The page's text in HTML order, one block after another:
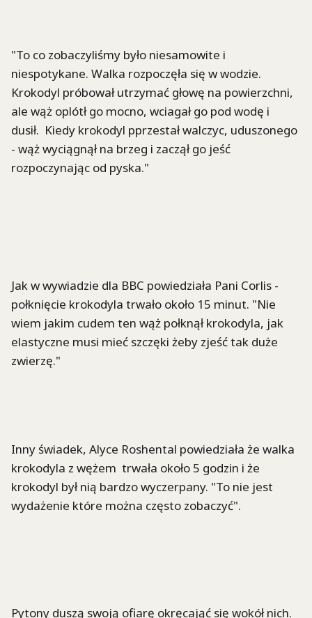
"To co zobaczyliśmy było niesamowite i
niespotykane. Walka rozpoczęła się w wodzie.
Krokodyl próbował utrzymać głowę na powierzchni,
ale wąż oplótł go mocno, wciagał go pod wodę i
dusił. Kiedy krokodyl pprzestał walczyc, uduszonego
- wąż wyciągnął na brzeg i zaczął go jeść
rozpoczynając od pyska."
Jak w wywiadzie dla BBC powiedziała Pani Corlis -
połknięcie krokodyla trwało około 15 minut. "Nie
wiem jakim cudem ten wąż połknął krokodyla, jak
elastyczne musi mieć szczęki żeby zjeść tak duże
zwierzę."
Inny świadek, Alyce Roshental powiedziała że walka
krokodyla z wężem trwała około 5 godzin i że
krokodyl był nią bardzo wyczerpany. "To nie jest
wydażenie które można często zobaczyć".
Pytony duszą swoją ofiarę okręcająć się wokół nich.